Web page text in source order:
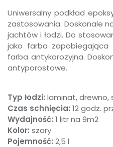
Uniwersalny podkład
zastosowania. Doskonale
jachtów i łodzi. Do
jako farba
farba antykorozyjna.
antyporostowe.
Typ łodzi: laminat, drewno,
Czas schnięcia: 12 godz.
Wydajność: 1 litr na 9m2
Kolor: szary
Pojemność: 2,5 l